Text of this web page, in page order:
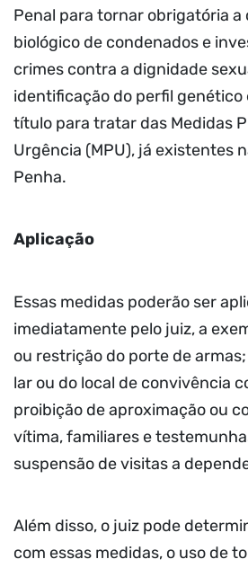
Penal para tornar obrigatória a
biológico de condenados e
crimes contra a dignidade
identificação do perfil genético
título para tratar das Medidas
Urgência (MPU), já existentes
Penha.
Aplicação
Essas medidas poderão ser
imediatamente pelo juiz, a
ou restrição do porte de
lar ou do local de convivência
proibição de aproximação ou
vítima, familiares e
suspensão de visitas a
Além disso, o juiz pode
com essas medidas, o uso de